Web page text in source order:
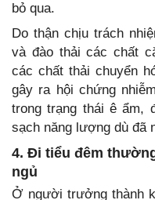
bỏ qua.
Do thận chịu trách
và đào thải các chất
các chất thải chuyển
gây ra hội chứng
trong trạng thái ê ẩm,
sạch năng lượng dù đã
4. Đi tiểu đêm
ngủ
Ở người trưởng thành